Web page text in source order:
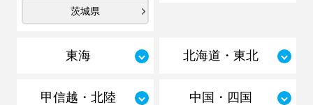
茨城県
東海 北海道・東北
甲信越・北陸 中国・四国